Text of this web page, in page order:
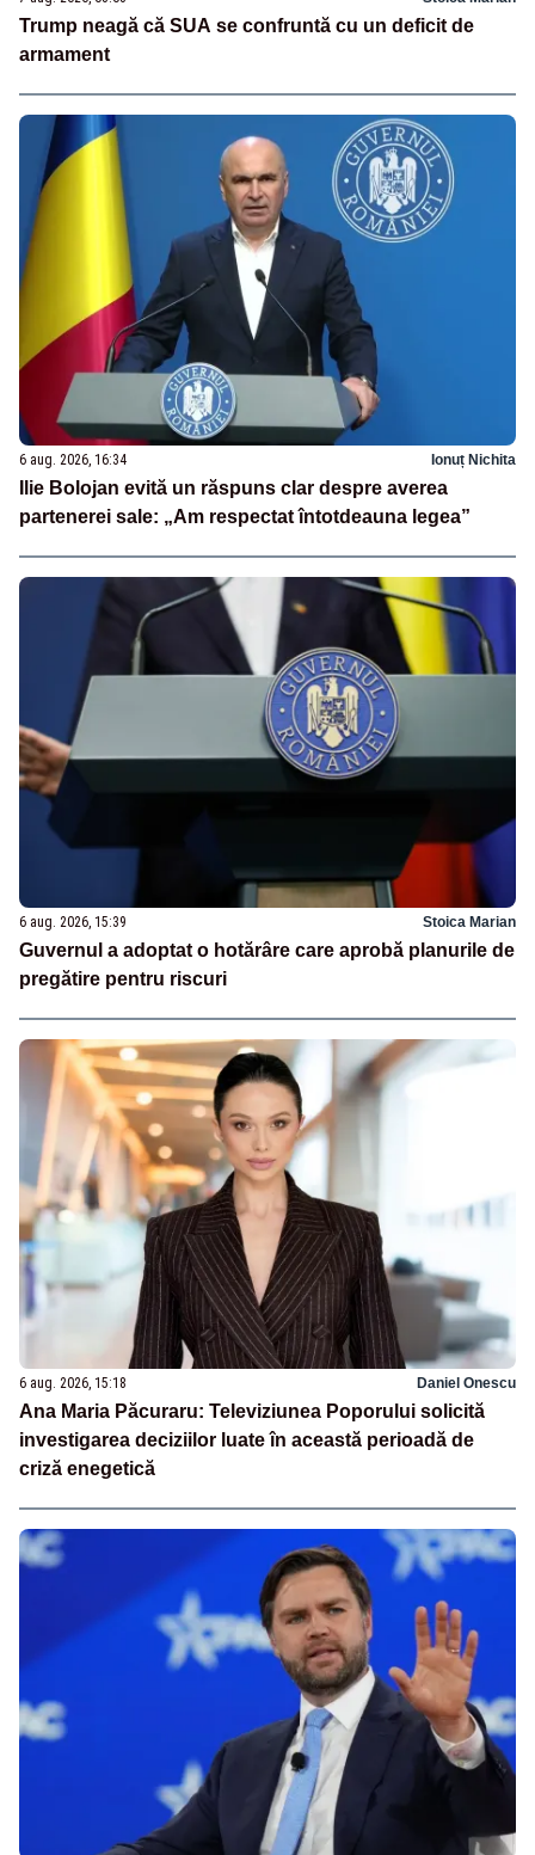
Trump neagă că SUA se confruntă cu un deficit de
armament
6 aug. 2026, 16:34 Ionuț Nichita
Ilie Bolojan evită un răspuns clar despre averea
partenerei sale: „Am respectat întotdeauna legea”
6 aug. 2026, 15:39 Stoica Marian
Guvernul a adoptat o hotărâre care aprobă planurile de
pregătire pentru riscuri
6 aug. 2026, 15:18 Daniel Onescu
Ana Maria Păcuraru: Televiziunea Poporului solicită
investigarea deciziilor luate în această perioadă de
criză enegetică